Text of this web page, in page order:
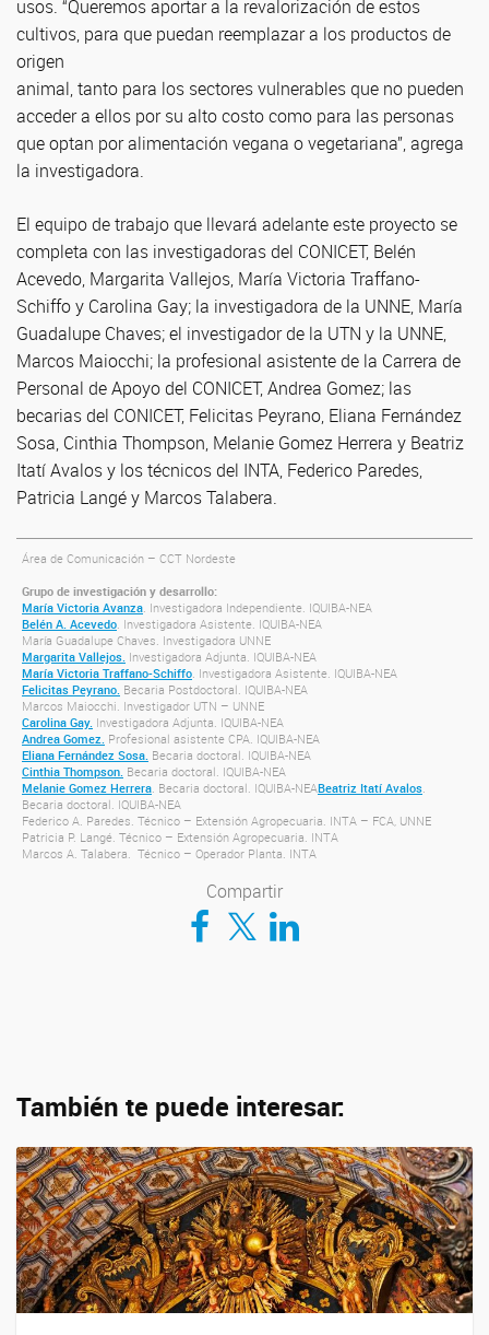
usos. “Queremos aportar a la revalorización de estos
cultivos, para que puedan reemplazar a los productos de
origen
animal, tanto para los sectores vulnerables que no pueden
acceder a ellos por su alto costo como para las personas
que optan por alimentación vegana o vegetariana”, agrega
la investigadora.
El equipo de trabajo que llevará adelante este proyecto se
completa con las investigadoras del CONICET, Belén
Acevedo, Margarita Vallejos, María Victoria Traffano-
Schiffo y Carolina Gay; la investigadora de la UNNE, María
Guadalupe Chaves; el investigador de la UTN y la UNNE,
Marcos Maiocchi; la profesional asistente de la Carrera de
Personal de Apoyo del CONICET, Andrea Gomez; las
becarias del CONICET, Felicitas Peyrano, Eliana Fernández
Sosa, Cinthia Thompson, Melanie Gomez Herrera y Beatriz
Itatí Avalos y los técnicos del INTA, Federico Paredes,
Patricia Langé y Marcos Talabera.
Área de Comunicación – CCT Nordeste
Grupo de investigación y desarrollo:
María Victoria Avanza. Investigadora Independiente. IQUIBA-NEA
Belén A. Acevedo. Investigadora Asistente. IQUIBA-NEA
María Guadalupe Chaves. Investigadora UNNE
Margarita Vallejos. Investigadora Adjunta. IQUIBA-NEA
María Victoria Traffano-Schiffo. Investigadora Asistente. IQUIBA-NEA
Felicitas Peyrano. Becaria Postdoctoral. IQUIBA-NEA
Marcos Maiocchi. Investigador UTN – UNNE
Carolina Gay. Investigadora Adjunta. IQUIBA-NEA
Andrea Gomez. Profesional asistente CPA. IQUIBA-NEA
Eliana Fernández Sosa. Becaria doctoral. IQUIBA-NEA
Cinthia Thompson. Becaria doctoral. IQUIBA-NEA
Melanie Gomez Herrera. Becaria doctoral. IQUIBA-NEABeatriz Itatí Avalos.
Becaria doctoral. IQUIBA-NEA
Federico A. Paredes. Técnico – Extensión Agropecuaria. INTA – FCA, UNNE
Patricia P. Langé. Técnico – Extensión Agropecuaria. INTA
Marcos A. Talabera. Técnico – Operador Planta. INTA
Compartir
Compartir en Facebook
Compartir en TwitterCompartir en LinkedIn
También te puede interesar: